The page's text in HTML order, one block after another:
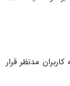
مدنظر قرار